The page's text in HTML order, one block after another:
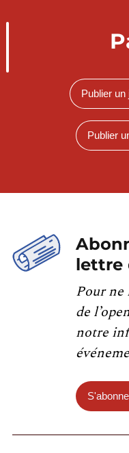
Publier un
Publier
lettre
Pour ne
de
notre